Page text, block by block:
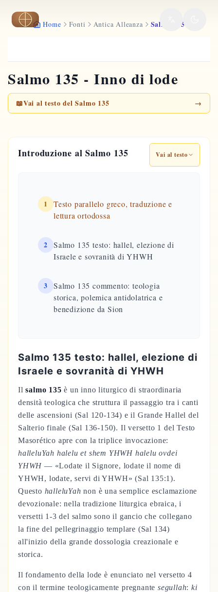
Vai al contenuto principale
Home Fonti Antica Alleanza Salmo 135
Salmo 135 - Inno di lode
📖Vai al testo del Salmo 135 →
Introduzione al Salmo 135 Vai al testo
1
Testo parallelo greco, traduzione e
lettura ortodossa
2
Salmo 135 testo: hallel, elezione di
Israele e sovranità di YHWH
3
Salmo 135 commento: teologia
storica, polemica antidolatrica e
benedizione da Sion
Salmo 135 testo: hallel, elezione di
Israele e sovranità di YHWH
Ilsalmo 135 è un inno liturgico di straordinaria
densità teologica che struttura il passaggio tra i canti
delle ascensioni (Sal 120-134) e il Grande Hallel del
Salterio finale (Sal 136-150). Il versetto 1 del Testo
Masorético apre con la triplice invocazione:
halleluYah halelu et shem YHWH halelu ovdei
YHWH — «Lodate il Signore, lodate il nome di
YHWH, lodate, servi di YHWH» (Sal 135:1).
Questo halleluYah non è una semplice esclamazione
devozionale: nella tradizione liturgica ebraica, i
versetti 1-3 del salmo sono il gancio che collegano
la fine del pellegrinaggio templare (Sal 134)
all'inizio della grande dossologia creazionale e
storica.
Il fondamento della lode è enunciato nel versetto 4
con il termine teologicamente pregnante segullah:ki